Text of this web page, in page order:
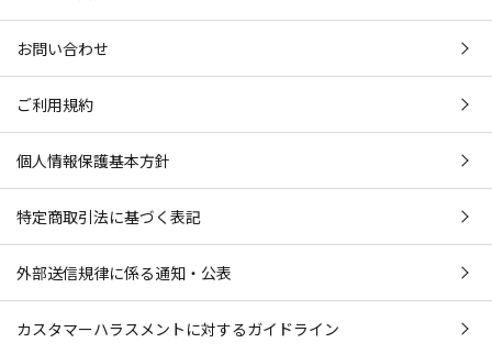
お問い合わせ
ご利用規約
個人情報保護基本方針
特定商取引法に基づく表記
外部送信規律に係る通知・公表
カスタマーハラスメントに対するガイドライン